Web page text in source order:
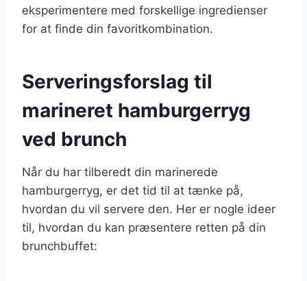
eksperimentere med forskellige ingredienser
for at finde din favoritkombination.
Serveringsforslag til
marineret hamburgerryg
ved brunch
Når du har tilberedt din marinerede
hamburgerryg, er det tid til at tænke på,
hvordan du vil servere den. Her er nogle ideer
til, hvordan du kan præsentere retten på din
brunchbuffet: